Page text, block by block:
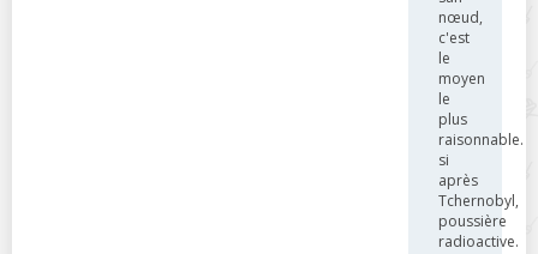
nœud,
c'est
le
moyen
le
plus
raisonnable.
si
après
Tchernobyl,
poussière
radioactive.